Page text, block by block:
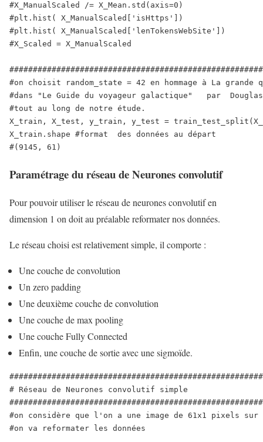
#X_ManualScaled /= X_Mean.std(axis=0)
#plt.hist( X_ManualScaled['isHttps'])
#plt.hist( X_ManualScaled['lenTokensWebSite'])
#X_Scaled = X_ManualScaled
#on choisit random_state = 42 en hommage à La
#dans "Le Guide du voyageur galactique"   par
#tout au long de notre étude.
X_train, X_test, y_train, y_test =
X_train.shape #format  des données au départ
#(9145, 61)
Paramétrage du réseau de Neurones convolutif
Pour pouvoir utiliser le réseau de neurones convolutif en
dimension 1 on doit au préalable reformater nos données.
Le réseau choisi est relativement simple, il comporte :
Une couche de convolution
Un zero padding
Une deuxième couche de convolution
Une couche de max pooling
Une couche Fully Connected
Enfin, une couche de sortie avec une sigmoïde.
# Réseau de Neurones convolutif simple
#on considère que l'on a une image de 61x1 pixels sur
#on va reformater les données